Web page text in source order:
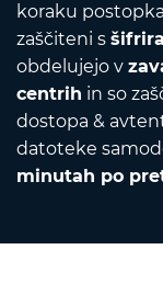
koraku
zaščiteni s
obdelujejo v
centrih in so
dostopa &
datoteke
minutah po